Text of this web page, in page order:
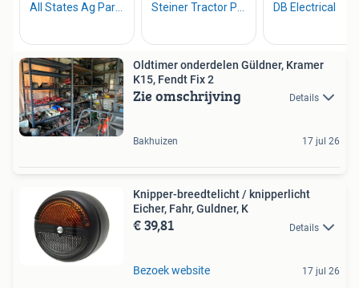
Oldtimer onderdelen Güldner, Kramer
K15, Fendt Fix 2
Zie omschrijving Details
Bakhuizen 17 jul 26
Knipper-breedtelicht / knipperlicht
Eicher, Fahr, Guldner, K
€ 39,81 Details
Bezoek website 17 jul 26